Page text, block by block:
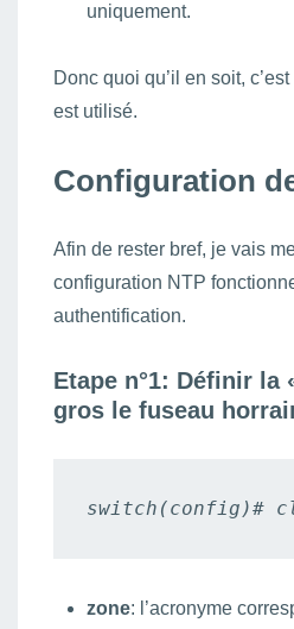
uniquement.
Donc quoi qu’il en soit,
est utilisé.
Configuration
Afin de rester bref, je vais
configuration NTP
authentification.
Etape n°1: Définir la
gros le fuseau
switch(config)#
zone: l’acronyme